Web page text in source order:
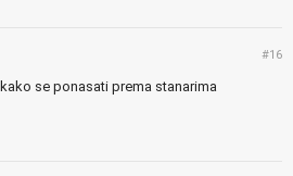
#16
se ponasati prema stanarima